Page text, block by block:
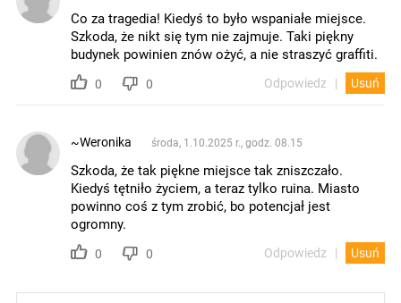
Co za tragedia! Kiedyś to było wspaniałe miejsce.
Szkoda, że nikt się tym nie zajmuje. Taki piękny
budynek powinien znów ożyć, a nie straszyć graffiti.
0 0 Odpowiedz Usuń
~Weronika środa, 1.10.2025 r., godz. 08.15
Szkoda, że tak piękne miejsce tak zniszczało.
Kiedyś tętniło życiem, a teraz tylko ruina. Miasto
powinno coś z tym zrobić, bo potencjał jest
ogromny.
0 0 Odpowiedz Usuń